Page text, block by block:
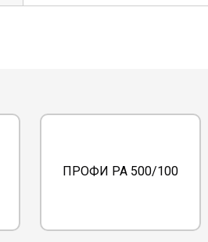
ПРОФИ РА 500/100